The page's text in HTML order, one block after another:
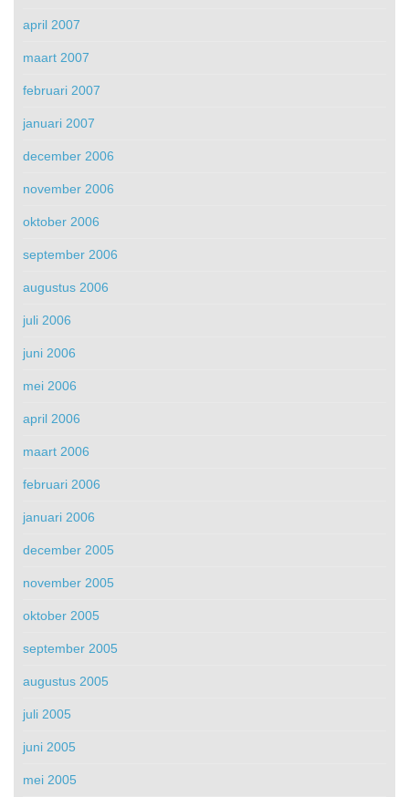
april 2007
maart 2007
februari 2007
januari 2007
december 2006
november 2006
oktober 2006
september 2006
augustus 2006
juli 2006
juni 2006
mei 2006
april 2006
maart 2006
februari 2006
januari 2006
december 2005
november 2005
oktober 2005
september 2005
augustus 2005
juli 2005
juni 2005
mei 2005